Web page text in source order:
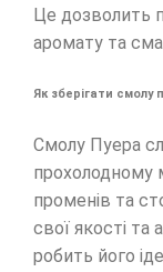
Це дозволить
аромату та
Як зберігати смолу
Смолу Пуера
прохолодному
променів та
свої якості
робить його